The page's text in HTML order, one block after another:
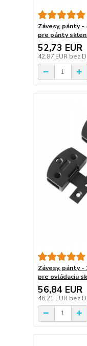
Závesy, pánty
pre pánty
52,73 EUR
42,87 EUR bez
Závesy, pánty
pre ovládaciu
56,84 EUR
46,21 EUR bez